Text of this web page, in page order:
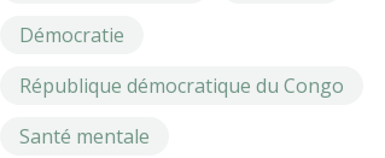
Démocratie
République démocratique du Congo
Santé mentale